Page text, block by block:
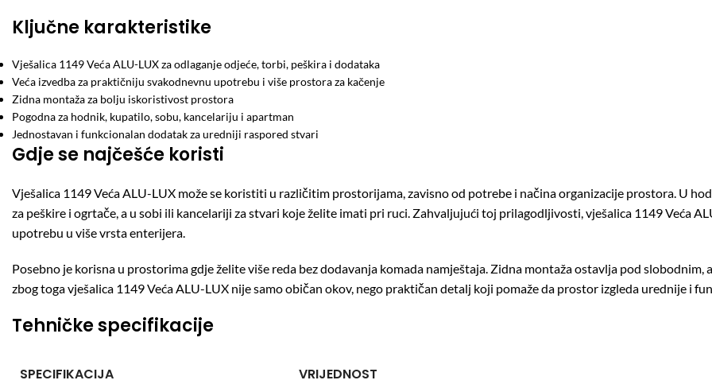
Ključne karakteristike
Vješalica 1149 Veća ALU-LUX za odlaganje odjeće, torbi, peškira i dodataka
Veća izvedba za praktičniju svakodnevnu upotrebu i više prostora za kačenje
Zidna montaža za bolju iskoristivost prostora
Pogodna za hodnik, kupatilo, sobu, kancelariju i apartman
Jednostavan i funkcionalan dodatak za uredniji raspored stvari
Gdje se najčešće koristi
Vješalica 1149 Veća ALU-LUX može se koristiti u različitim prostorijama, zavisno od potrebe i načina organizacije prostora. U
za peškire i ogrtače, a u sobi ili kancelariji za stvari koje želite imati pri ruci. Zahvaljujući toj prilagodljivosti, vješalica 1149 Veća
upotrebu u više vrsta enterijera.
Posebno je korisna u prostorima gdje želite više reda bez dodavanja komada namještaja. Zidna montaža ostavlja pod
zbog toga vješalica 1149 Veća ALU-LUX nije samo običan okov, nego praktičan detalj koji pomaže da prostor izgleda urednije i
Tehničke specifikacije
SPECIFIKACIJA VRIJEDNOST